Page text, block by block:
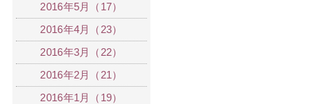
2016年5月（17）
2016年4月（23）
2016年3月（22）
2016年2月（21）
2016年1月（19）